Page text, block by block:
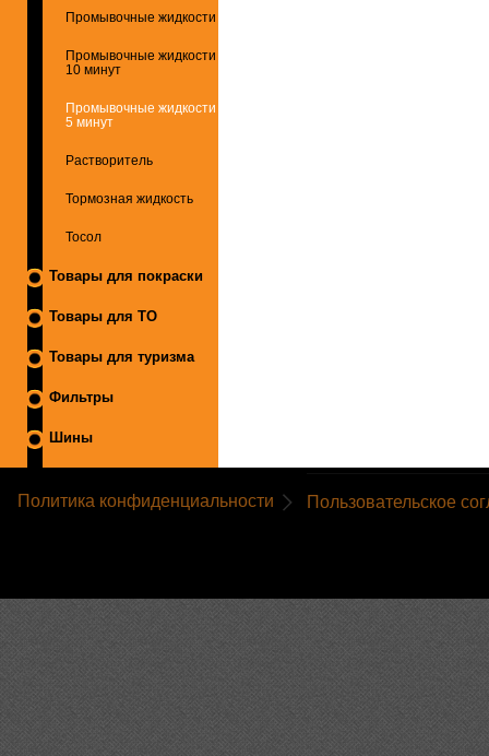
Промывочные жидкости
Промывочные жидкости
10 минут
Промывочные жидкости
5 минут
Растворитель
Тормозная жидкость
Тосол
Товары для покраски
Товары для ТО
Товары для туризма
Фильтры
Шины
Политика конфиденциальности Пользовательское